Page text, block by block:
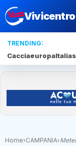
Vivicentro
TRENDING:
CacciaeuropaItalia
Home›CAMPANIA›